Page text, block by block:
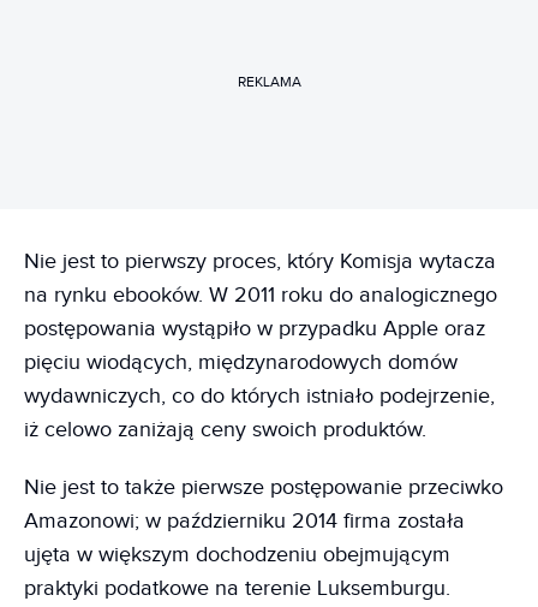
REKLAMA
Nie jest to pierwszy proces, który Komisja wytacza
na rynku ebooków. W 2011 roku do analogicznego
postępowania wystąpiło w przypadku Apple oraz
pięciu wiodących, międzynarodowych domów
wydawniczych, co do których istniało podejrzenie,
iż celowo zaniżają ceny swoich produktów.
Nie jest to także pierwsze postępowanie przeciwko
Amazonowi; w październiku 2014 firma została
ujęta w większym dochodzeniu obejmującym
praktyki podatkowe na terenie Luksemburgu.